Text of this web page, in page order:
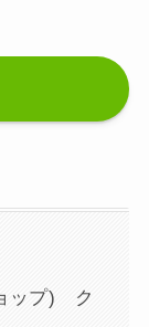
ップ) ク